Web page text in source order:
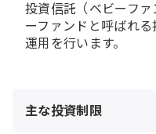
投資信託（ベビーフ
ーファンドと呼ばれ
運用を行います。
主な投資制限